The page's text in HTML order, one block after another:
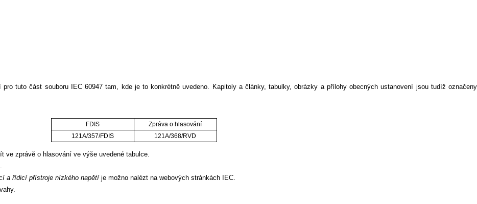
tuto část souboru IEC 60947 tam, kde je to konkrétně uvedeno. Kapitoly a články, tabulky, obrázky a přílohy obecných ustanovení jsou tudíž označeny
FDIS
Zpráva o hlasování
121A/357/FDIS
121A/368/RVD
ve zprávě o hlasování ve výše uvedené tabulce.
a řídicí přístroje nízkého napětí je možno nalézt na webových stránkách IEC.